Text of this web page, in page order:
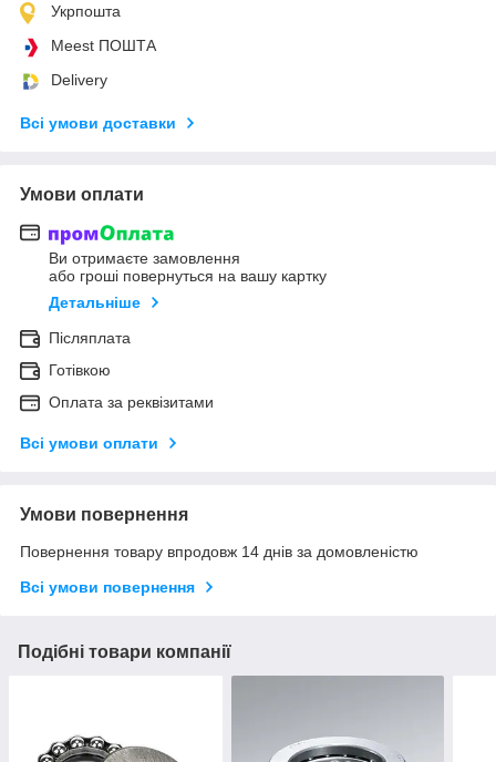
Укрпошта
Meest ПОШТА
Delivery
Всі умови доставки
Умови оплати
Ви отримаєте замовлення
або гроші повернуться на вашу картку
Детальніше
Післяплата
Готівкою
Оплата за реквізитами
Всі умови оплати
Умови повернення
Повернення товару впродовж 14 днів за домовленістю
Всі умови повернення
Подібні товари компанії